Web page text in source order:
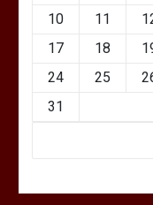
10
11
17
18
24
25
31